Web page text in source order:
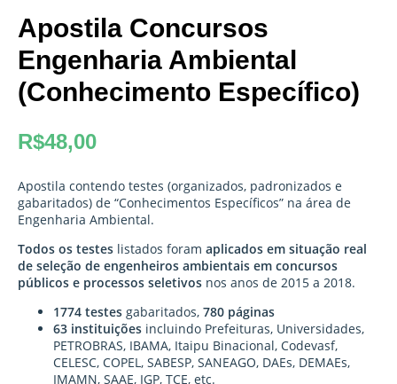
Apostila Concursos
Engenharia Ambiental
(Conhecimento Específico)
R$48,00
Apostila contendo testes (organizados, padronizados e
gabaritados) de “Conhecimentos Específicos” na área de
Engenharia Ambiental.
Todos os testes listados foram aplicados em situação real
de seleção de engenheiros ambientais em concursos
públicos e processos seletivos nos anos de 2015 a 2018.
1774 testes gabaritados, 780 páginas
63 instituições incluindo Prefeituras, Universidades,
PETROBRAS, IBAMA, Itaipu Binacional, Codevasf,
CELESC, COPEL, SABESP, SANEAGO, DAEs, DEMAEs,
IMAMN, SAAE, IGP, TCE, etc.